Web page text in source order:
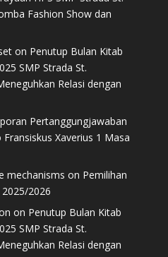
Fashion Show dan
on Penutup Bulan Kitab
SMP Strada St.
Relasi dengan
Pertanggungjawaban
Xaverius 1 Masa
mechanisms on Pemilihan
2026
on Penutup Bulan Kitab
SMP Strada St.
Relasi dengan